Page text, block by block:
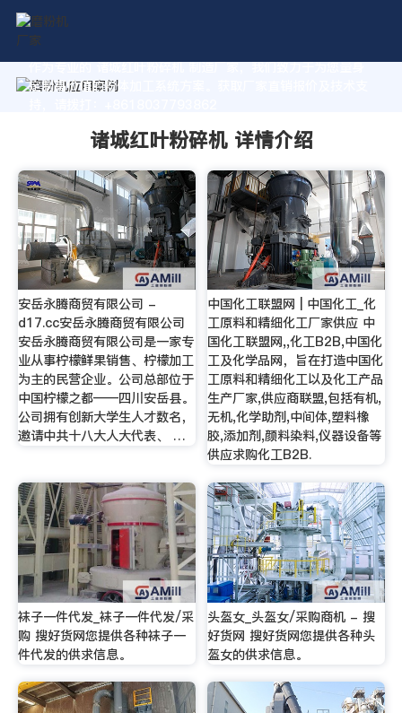
作为专业的 诸城红叶粉碎机 制造厂家，我们致力于为您量身
定制高价值的粉体加工系统方案。获取厂家直销报价及技术支
诸城红叶粉碎机 详情介绍
安岳永腾商贸有限公司 -
d17.cc安岳永腾商贸有限公司
安岳永腾商贸有限公司是一家专
业从事柠檬鲜果销售、柠檬加工
为主的民营企业。公司总部位于
中国柠檬之都——四川安岳县。
公司拥有创新大学生人才数名，
邀请中共十八大人大代表、 …
中国化工联盟网 | 中国化工_化
工原料和精细化工厂家供应 中
国化工联盟网,,化工B2B,中国化
工及化学品网，旨在打造中国化
工原料和精细化工以及化工产品
生产厂家,供应商联盟,包括有机,
无机,化学助剂,中间体,塑料橡
胶,添加剂,颜料染料,仪器设备等
供应求购化工B2B.
袜子一件代发_袜子一件代发/采
购 搜好货网您提供各种袜子一
件代发的供求信息。
头盔女_头盔女/采购商机 - 搜
好货网 搜好货网您提供各种头
盔女的供求信息。